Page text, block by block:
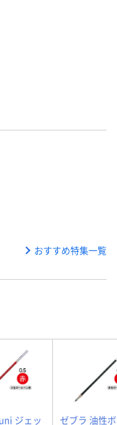
おすすめ特集一覧
ジェッ ゼブラ 油性